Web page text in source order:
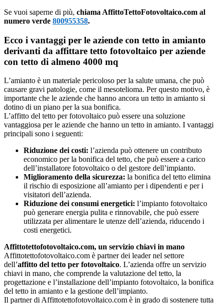
Se vuoi saperne di più, chiama AffittoTettoFotovoltaico.com al
numero verde 800955358.
Ecco i vantaggi per le aziende con tetto in amianto
derivanti da affittare tetto fotovoltaico per aziende
con tetto di almeno 4000 mq
L’amianto è un materiale pericoloso per la salute umana, che può
causare gravi patologie, come il mesotelioma. Per questo motivo, è
importante che le aziende che hanno ancora un tetto in amianto si
dotino di un piano per la sua bonifica.
L’affitto del tetto per fotovoltaico può essere una soluzione
vantaggiosa per le aziende che hanno un tetto in amianto. I vantaggi
principali sono i seguenti:
Riduzione dei costi: l’azienda può ottenere un contributo
economico per la bonifica del tetto, che può essere a carico
dell’installatore fotovoltaico o del gestore dell’impianto.
Miglioramento della sicurezza: la bonifica del tetto elimina
il rischio di esposizione all’amianto per i dipendenti e per i
visitatori dell’azienda.
Riduzione dei consumi energetici: l’impianto fotovoltaico
può generare energia pulita e rinnovabile, che può essere
utilizzata per alimentare le utenze dell’azienda, riducendo i
costi energetici.
Affittotettofotovoltaico.com, un servizio chiavi in mano
Affittotettofotovoltaico.com è partner dei leader nel settore
dell’affitto del tetto per fotovoltaico. L’azienda offre un servizio
chiavi in mano, che comprende la valutazione del tetto, la
progettazione e l’installazione dell’impianto fotovoltaico, la bonifica
del tetto in amianto e la gestione dell’impianto.
Il partner di Affittotettofotovoltaico.com è in grado di sostenere tutta